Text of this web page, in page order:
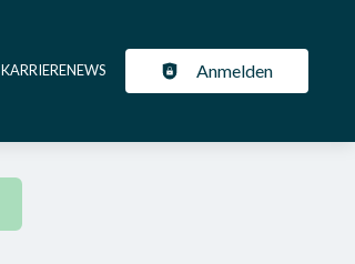
KARRIERENEWS Anmelden